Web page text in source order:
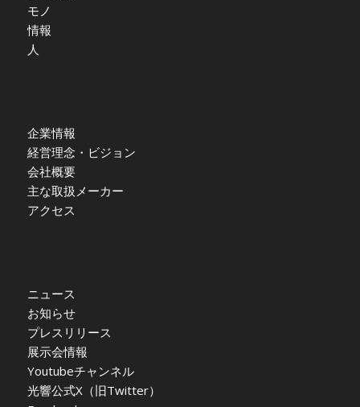
モノ
情報
人
企業情報
経営理念・ビジョン
会社概要
主な取扱メーカー
アクセス
ニュース
お知らせ
プレスリリース
展示会情報
Youtubeチャンネル
光響公式X（旧Twitter）